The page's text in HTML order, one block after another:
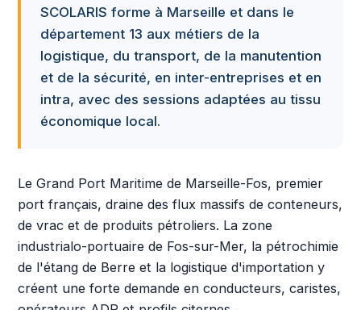
SCOLARIS forme à Marseille et dans le
département 13 aux métiers de la
logistique, du transport, de la manutention
et de la sécurité, en inter-entreprises et en
intra, avec des sessions adaptées au tissu
économique local.
Le Grand Port Maritime de Marseille-Fos, premier
port français, draine des flux massifs de conteneurs,
de vrac et de produits pétroliers. La zone
industrialo-portuaire de Fos-sur-Mer, la pétrochimie
de l'étang de Berre et la logistique d'importation y
créent une forte demande en conducteurs, caristes,